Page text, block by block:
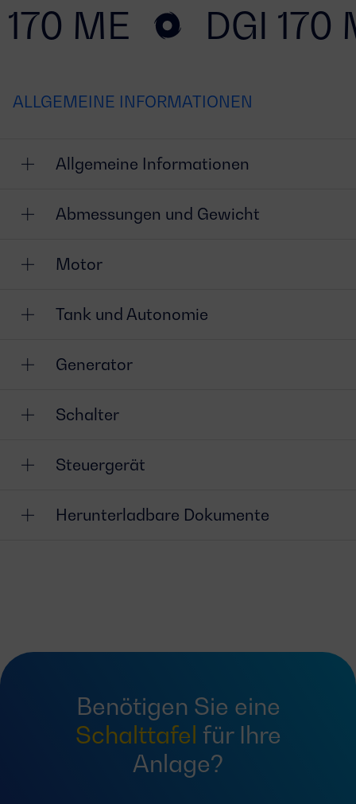
ME DGI 170
ALLGEMEINE INFORMATIONEN
Allgemeine Informationen
Abmessungen und Gewicht
Motor
Tank und Autonomie
Generator
Schalter
Steuergerät
Herunterladbare Dokumente
Benötigen Sie eine
Schalttafel für Ihre
Anlage?